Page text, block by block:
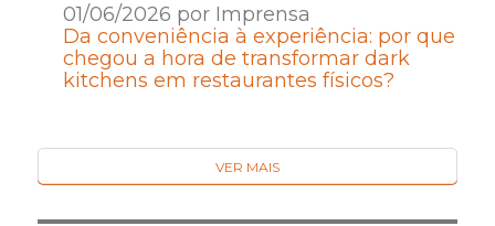
01/06/2026 por Imprensa
Da conveniência à experiência: por que
chegou a hora de transformar dark
kitchens em restaurantes físicos?
VER MAIS